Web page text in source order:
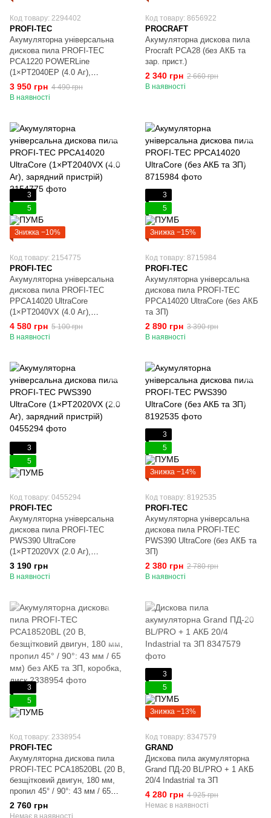
Код товару: 2294402
PROFI-TEC
Акумуляторна універсальна
дискова пила PROFI-TEC
PCA1220 POWERLine
(1×PT2040EP (4.0 Аг),
зарядний пристрій)
3 950 грн 4 490 грн
В наявності
Код товару: 8656922
PROCRAFT
Акумуляторна дискова пила
Procraft PCA28 (без АКБ та
зар. прист.)
2 340 грн 2 660 грн
В наявності
3
5
Знижка −10%
Код товару: 2154775
PROFI-TEC
Акумуляторна універсальна
дискова пила PROFI-TEC
PPCA14020 UltraCore
(1×PT2040VX (4.0 Аг),
зарядний пристрій)
4 580 грн 5 100 грн
В наявності
3
5
Знижка −15%
Код товару: 8715984
PROFI-TEC
Акумуляторна універсальна
дискова пила PROFI-TEC
PPCA14020 UltraCore (без АКБ
та ЗП)
2 890 грн 3 390 грн
В наявності
3
5
Код товару: 0455294
PROFI-TEC
Акумуляторна універсальна
дискова пила PROFI-TEC
PWS390 UltraCore
(1×PT2020VX (2.0 Аг),
зарядний пристрій)
3 190 грн
В наявності
3
5
Знижка −14%
Код товару: 8192535
PROFI-TEC
Акумуляторна універсальна
дискова пила PROFI-TEC
PWS390 UltraCore (без АКБ та
ЗП)
2 380 грн 2 780 грн
В наявності
3
5
Код товару: 2338954
PROFI-TEC
Акумуляторна дискова пила
PROFI-TEC PCA18520BL (20 В,
безщітковий двигун, 180 мм,
пропил 45° / 90°: 43 мм / 65
мм) без АКБ та ЗП, коробка,
диск
2 760 грн
Немає в наявності
3
5
Знижка −13%
Код товару: 8347579
GRAND
Дискова пила акумуляторна
Grand ПД-20 BL/PRO + 1 АКБ
20/4 Indastrial та ЗП
4 280 грн 4 925 грн
Немає в наявності